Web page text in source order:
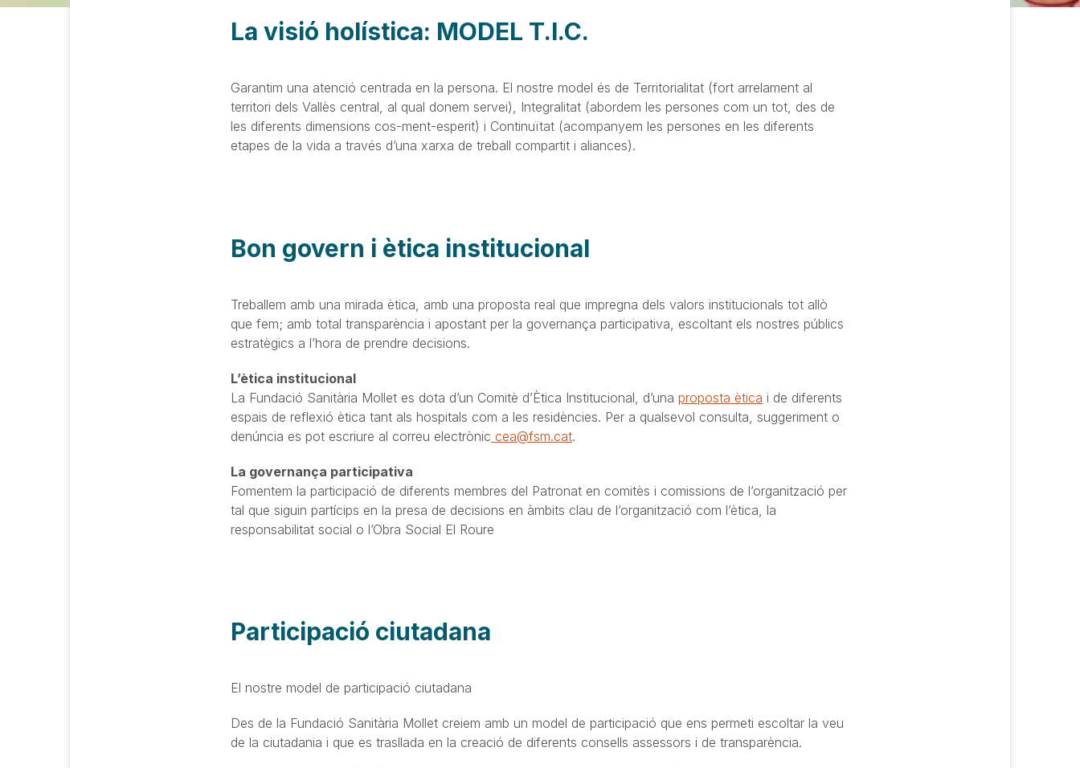
La visió holística: MODEL T.I.C.
Garantim una atenció centrada en la persona. El nostre model és de Territorialitat (fort arrelament al
territori dels Vallès central, al qual donem servei), Integralitat (abordem les persones com un tot, des de
les diferents dimensions cos-ment-esperit) i Continuïtat (acompanyem les persones en les diferents
etapes de la vida a través d’una xarxa de treball compartit i aliances).
Bon govern i ètica institucional
Treballem amb una mirada ètica, amb una proposta real que impregna dels valors institucionals tot allò
que fem; amb total transparència i apostant per la governança participativa, escoltant els nostres públics
estratègics a l’hora de prendre decisions.
L’ètica institucional
La Fundació Sanitària Mollet es dota d’un Comitè d’Ètica Institucional, d’una proposta ètica i de diferents
espais de reflexió ètica tant als hospitals com a les residències. Per a qualsevol consulta, suggeriment o
denúncia es pot escriure al correu electrònic cea@fsm.cat.
La governança participativa
Fomentem la participació de diferents membres del Patronat en comitès i comissions de l’organització per
tal que siguin partícips en la presa de decisions en àmbits clau de l’organització com l’ètica, la
responsabilitat social o l’Obra Social El Roure
Participació ciutadana
El nostre model de participació ciutadana
Des de la Fundació Sanitària Mollet creiem amb un model de participació que ens permeti escoltar la veu
de la ciutadania i que es trasllada en la creació de diferents consells assessors i de transparència.